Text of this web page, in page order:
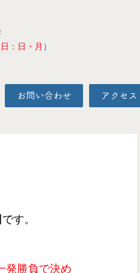
：日・月 ）
お問い合わせ アクセス
です。
発勝負で決め